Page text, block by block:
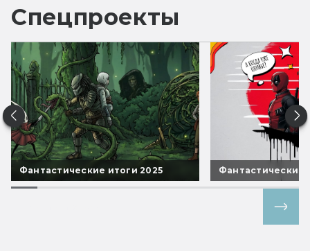
Спецпроекты
Фантастические итоги 2025 Фантастические